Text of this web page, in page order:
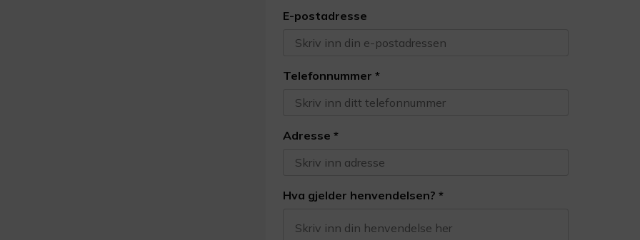
E-postadresse
Telefonnummer *
Adresse *
Hva gjelder henvendelsen? *